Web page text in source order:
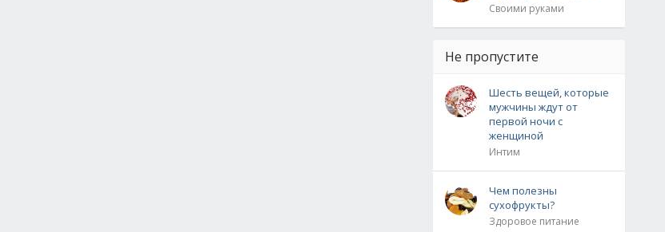
Своими руками
Не пропустите
Шесть вещей, которые
мужчины ждут от
первой ночи с
женщиной
Интим
Чем полезны
сухофрукты?
Здоровое питание